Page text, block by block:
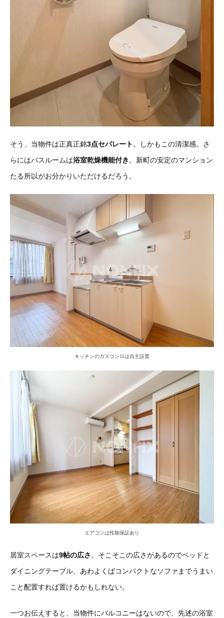
そう、当物件は正真正銘3点セパレート。しかもこの清潔感。さ
らにはバスルームは浴室乾燥機能付き。新町の安定のマンション
たる所以がお分かりいただけるだろう。
キッチンのガスコンロは自主設置
エアコンは性能保証あり
居室スペースは9帖の広さ。そこそこの広さがあるのでベッドと
ダイニングテーブル、あわよくばコンパクトなソファまでうまい
こと配置すれば置けるかもしれない。
一つお伝えすると、当物件にバルコニーはないので、先述の浴室